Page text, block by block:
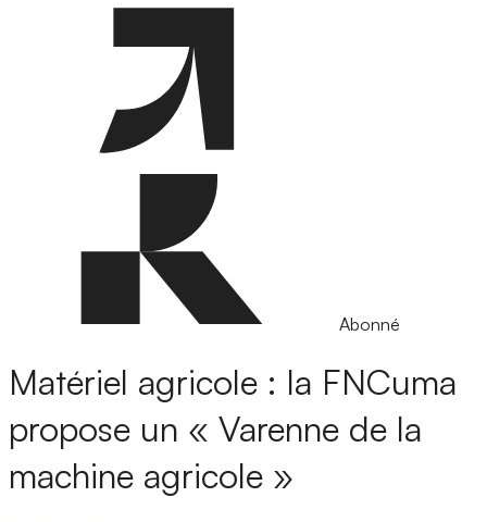
Abonné
Matériel agricole : la FNCuma
propose un « Varenne de la
machine agricole »